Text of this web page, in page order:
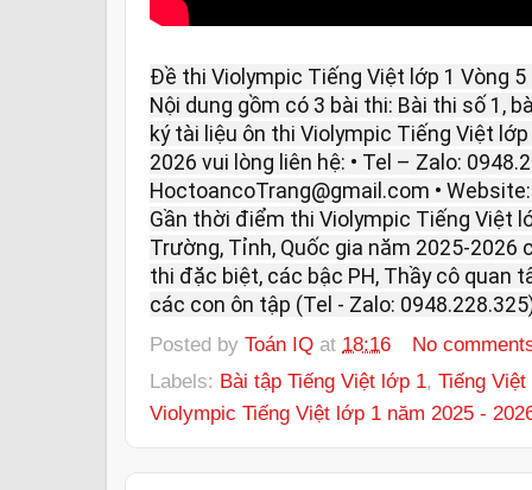
Đề thi Violympic Tiếng Việt lớp 1 Vòng
Nội dung gồm có 3 bài thi: Bài thi số 1,
ký tài liệu ôn thi Violympic Tiếng Việt
2026 vui lòng liên hệ: • Tel – Zalo:
HoctoancoTrang@gmail.com •
Gần thời điểm thi Violympic Tiếng Việt
Trường, Tỉnh, Quốc gia năm 2025-2026
thi đặc biệt, các bậc PH, Thầy cô quan
các con ôn tập (Tel - Zalo:
Posted by Toán IQ at 18:16
No
Labels: Bài tập Tiếng Việt lớp 1, Tiếng
Violympic Tiếng Việt lớp 1 năm 2025 -